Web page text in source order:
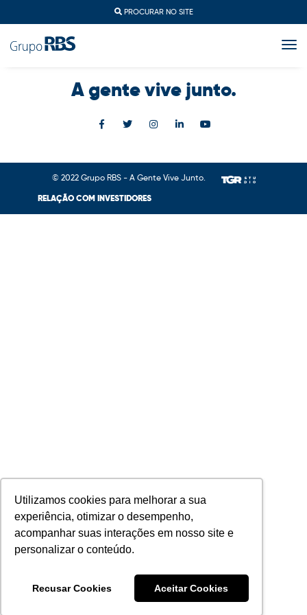
Utilizamos cookies para melhorar a sua
experiência, otimizar o desempenho,
acompanhar suas interações em nosso site e
personalizar o conteúdo.
Recusar Cookies Aceitar Cookies
PROCURAR NO SITE
A gente vive junto.
© 2022 Grupo RBS - A Gente Vive Junto.
RELAÇÃO COM INVESTIDORES